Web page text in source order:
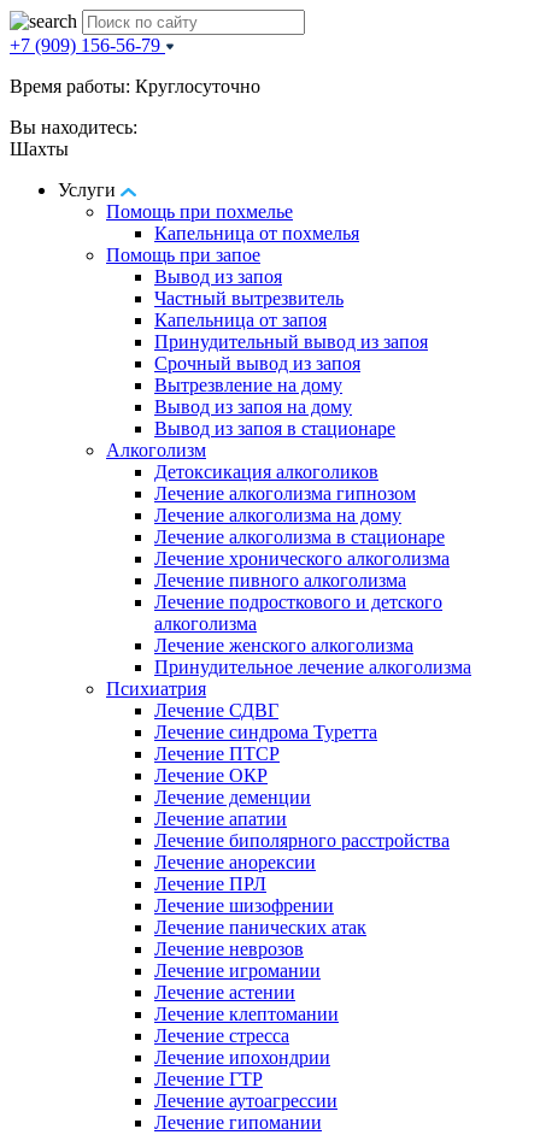
+7 (909) 156-56-79
Время работы: Круглосуточно
Вы находитесь:
Шахты
Услуги
Помощь при похмелье
Капельница от похмелья
Помощь при запое
Вывод из запоя
Частный вытрезвитель
Капельница от запоя
Принудительный вывод из запоя
Срочный вывод из запоя
Вытрезвление на дому
Вывод из запоя на дому
Вывод из запоя в стационаре
Алкоголизм
Детоксикация алкоголиков
Лечение алкоголизма гипнозом
Лечение алкоголизма на дому
Лечение алкоголизма в стационаре
Лечение хронического алкоголизма
Лечение пивного алкоголизма
Лечение подросткового и детского
алкоголизма
Лечение женского алкоголизма
Принудительное лечение алкоголизма
Психиатрия
Лечение СДВГ
Лечение синдрома Туретта
Лечение ПТСР
Лечение ОКР
Лечение деменции
Лечение апатии
Лечение биполярного расстройства
Лечение анорексии
Лечение ПРЛ
Лечение шизофрении
Лечение панических атак
Лечение неврозов
Лечение игромании
Лечение астении
Лечение клептомании
Лечение стресса
Лечение ипохондрии
Лечение ГТР
Лечение аутоагрессии
Лечение гипомании